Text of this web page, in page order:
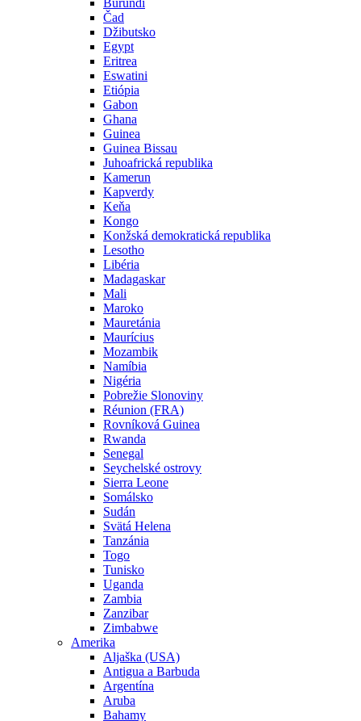
Burundi
Čad
Džibutsko
Egypt
Eritrea
Eswatini
Etiópia
Gabon
Ghana
Guinea
Guinea Bissau
Juhoafrická republika
Kamerun
Kapverdy
Keňa
Kongo
Konžská demokratická republika
Lesotho
Libéria
Madagaskar
Mali
Maroko
Mauretánia
Maurícius
Mozambik
Namíbia
Nigéria
Pobrežie Slonoviny
Réunion (FRA)
Rovníková Guinea
Rwanda
Senegal
Seychelské ostrovy
Sierra Leone
Somálsko
Sudán
Svätá Helena
Tanzánia
Togo
Tunisko
Uganda
Zambia
Zanzibar
Zimbabwe
Amerika
Aljaška (USA)
Antigua a Barbuda
Argentína
Aruba
Bahamy